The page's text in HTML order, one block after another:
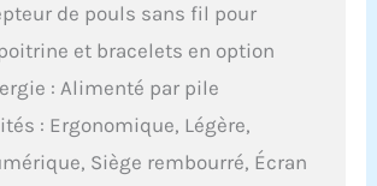
de pouls sans fil pour
et bracelets en option
: Alimenté par pile
: Ergonomique, Légère,
Siège rembourré, Écran